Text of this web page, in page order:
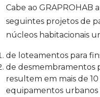
Cabe ao GRAPROHAB
seguintes projetos de
núcleos habitacionais
de loteamentos para
de desmembramentos
resultem em mais de
equipamentos urbanos